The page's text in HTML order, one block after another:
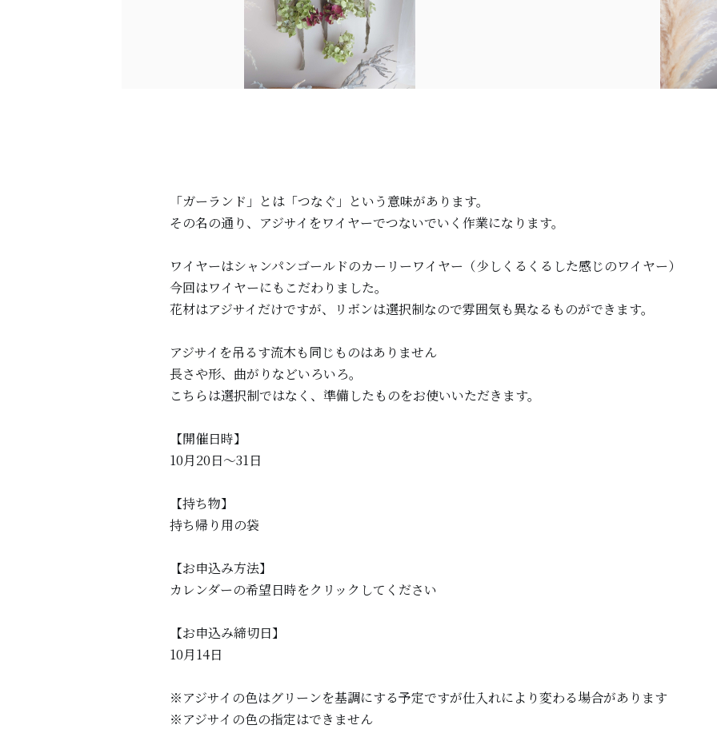
「ガーランド」とは「つなぐ」という意味があります。
その名の通り、アジサイをワイヤーでつないでいく作業になります。
ワイヤーはシャンパンゴールドのカーリーワイヤー（少しくるくるした感じのワイヤー）
今回はワイヤーにもこだわりました。
花材はアジサイだけですが、リボンは選択制なので雰囲気も異なるものができます。
アジサイを吊るす流木も同じものはありません
長さや形、曲がりなどいろいろ。
こちらは選択制ではなく、準備したものをお使いいただきます。
【開催日時】
10月20日～31日
【持ち物】
持ち帰り用の袋
【お申込み方法】
カレンダーの希望日時をクリックしてください
【お申込み締切日】
10月14日
※アジサイの色はグリーンを基調にする予定ですが仕入れにより変わる場合があります
※アジサイの色の指定はできません